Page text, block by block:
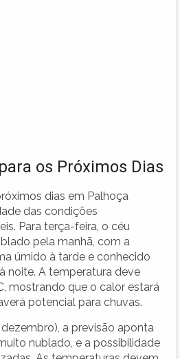
os Próximos Dias
dias em Palhoça
das condições
Para terça-feira, o céu
pela manhã, com a
úmido à tarde e conhecido
noite. A temperatura deve
mostrando que o calor estará
potencial para chuvas.
a previsão aponta
nublado, e a possibilidade